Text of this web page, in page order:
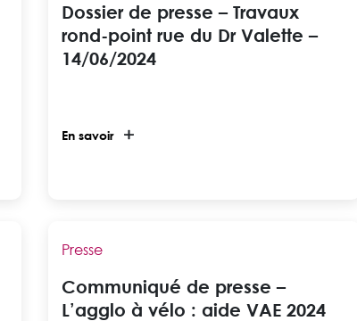
Dossier de presse – Travaux
rond-point rue du Dr Valette –
14/06/2024
En savoir
Presse
Communiqué de presse –
L’agglo à vélo : aide VAE 2024